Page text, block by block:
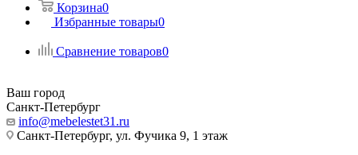
Корзина0
Избранные товары0
Сравнение товаров0
Ваш город
Санкт-Петербург
info@mebelestet31.ru
Санкт-Петербург, ул. Фучика 9, 1 этаж